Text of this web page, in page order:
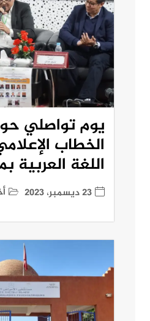
يوم تواصلي
الخطاب
اللغة العربية
23 ديسمبر، 2023